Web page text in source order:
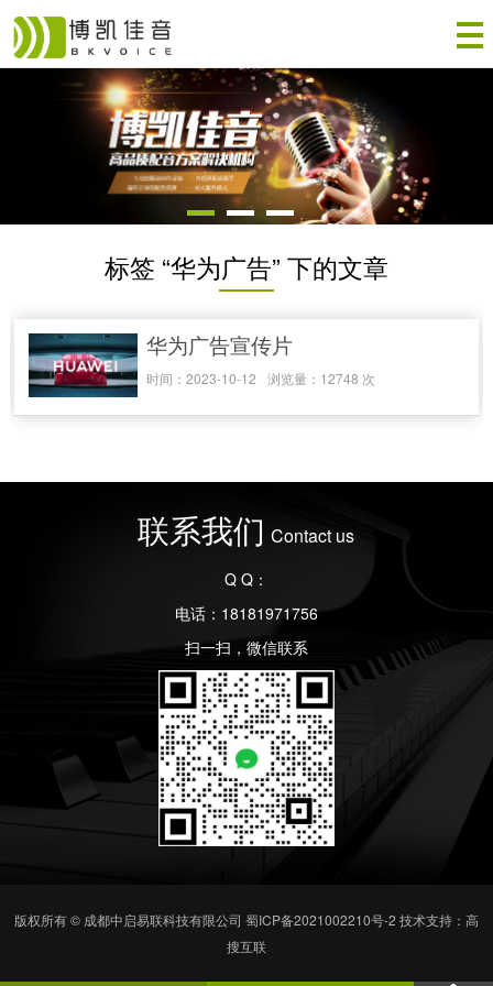
标签 “华为广告” 下的文章
华为广告宣传片
时间：2023-10-12 浏览量：12748 次
联系我们 Contact us
Q Q：
电话：18181971756
扫一扫，微信联系
版权所有 © 成都中启易联科技有限公司 蜀ICP备2021002210号-2 技术支持：高
搜互联